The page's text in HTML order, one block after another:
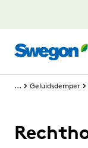
... Geluidsdemper